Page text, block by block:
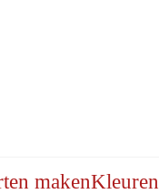
makenKleuren